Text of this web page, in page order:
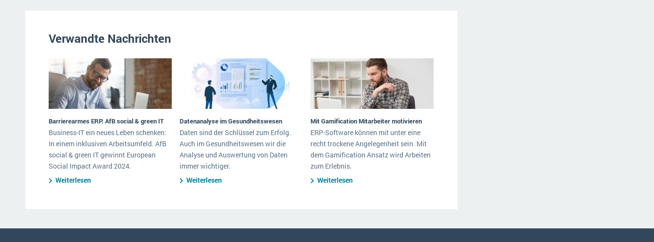
Verwandte Nachrichten
Barrierearmes ERP: AfB social & green IT
Business-IT ein neues Leben schenken:
In einem inklusiven Arbeitsumfeld. AfB
social & green IT gewinnt European
Social Impact Award 2024.
Weiterlesen
Datenanalyse im Gesundheitswesen
Daten sind der Schlüssel zum Erfolg.
Auch im Gesundheitswesen wir die
Analyse und Auswertung von Daten
immer wichtiger.
Weiterlesen
Mit Gamification Mitarbeiter motivieren
ERP-Software können mit unter eine
recht trockene Angelegenheit sein. Mit
dem Gamification Ansatz wird Arbeiten
zum Erlebnis.
Weiterlesen